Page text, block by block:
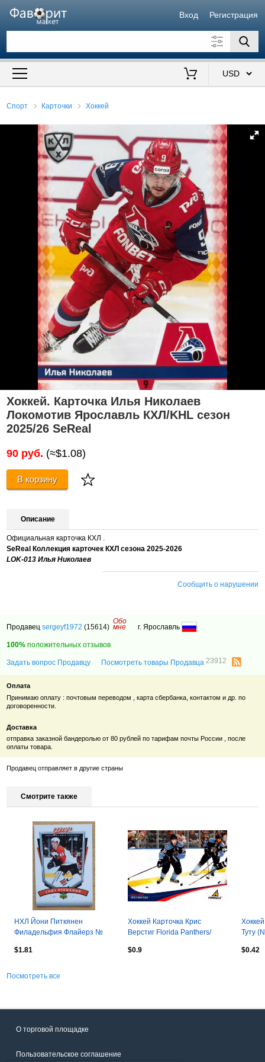
Вход Регистрация
Искать также в описании
Спорт Карточки Хоккей
Хоккей. Карточка Илья Николаев
Локомотив Ярославль КХЛ/KHL сезон
2025/26 SeReal
90 руб. (≈$1.08)
В корзину
Описание
Официальная карточка КХЛ .
SeReal Коллекция карточек КХЛ сезона 2025-2026
LOK-013 Илья Николаев
Сообщить о нарушении
Продавецsergeyf1972 (15614)
Обо
мне г. Ярославль
100% положительных отзывов
Задать вопрос Продавцу Посмотреть товары Продавца23912
Оплата
Принимаю оплату : почтовым переводом , карта сбербанка, контактом и др. по
договоренности.
Доставка
отправка заказной бандеролью от 80 рублей по тарифам почты России , после
оплаты товара.
Продавец отправляет в другие страны
Смотрите также
НХЛ Йони Питкянен
Филадельфия Флайерз №
$1.81
Хоккей Карточка Крис
Верстиг Florida Panthers/
НХЛ/NHL/КХЛ
$0.9
Туту
НХЛ/
$0.42
Посмотреть все
О торговой площадке
Пользовательское соглашение